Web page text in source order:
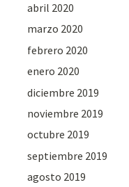
abril 2020
marzo 2020
febrero 2020
enero 2020
diciembre 2019
noviembre 2019
octubre 2019
septiembre 2019
agosto 2019